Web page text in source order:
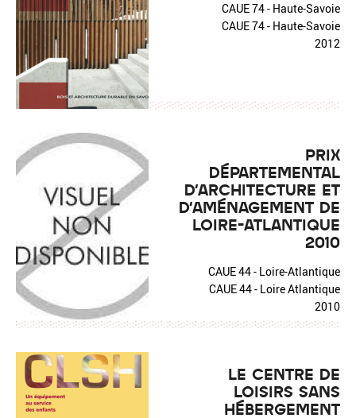
CAUE 74 - Haute-Savoie
CAUE 74 - Haute-Savoie
2012
PRIX
DÉPARTEMENTAL
D'ARCHITECTURE ET
D'AMÉNAGEMENT DE
LOIRE-ATLANTIQUE
2010
CAUE 44 - Loire-Atlantique
CAUE 44 - Loire Atlantique
2010
LE CENTRE DE
LOISIRS SANS
HÉBERGEMENT